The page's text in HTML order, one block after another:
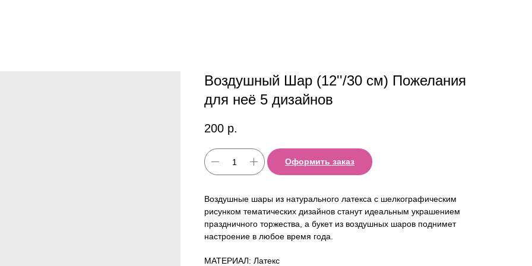
Воздушный Шар (12''/30 см) Пожелания
для неё 5 дизайнов
200 р.
Оформить заказ
Воздушные шары из натурального латекса с шелкографическим
рисунком тематических дизайнов станут идеальным украшением
праздничного торжества, а букет из воздушных шаров поднимет
настроение в любое время года.
МАТЕРИАЛ: Латекс